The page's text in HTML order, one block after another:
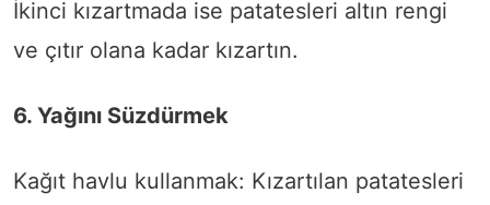
İkinci kızartmada ise patatesleri altın rengi
ve çıtır olana kadar kızartın.
6. Yağını Süzdürmek
Kağıt havlu kullanmak: Kızartılan patatesleri